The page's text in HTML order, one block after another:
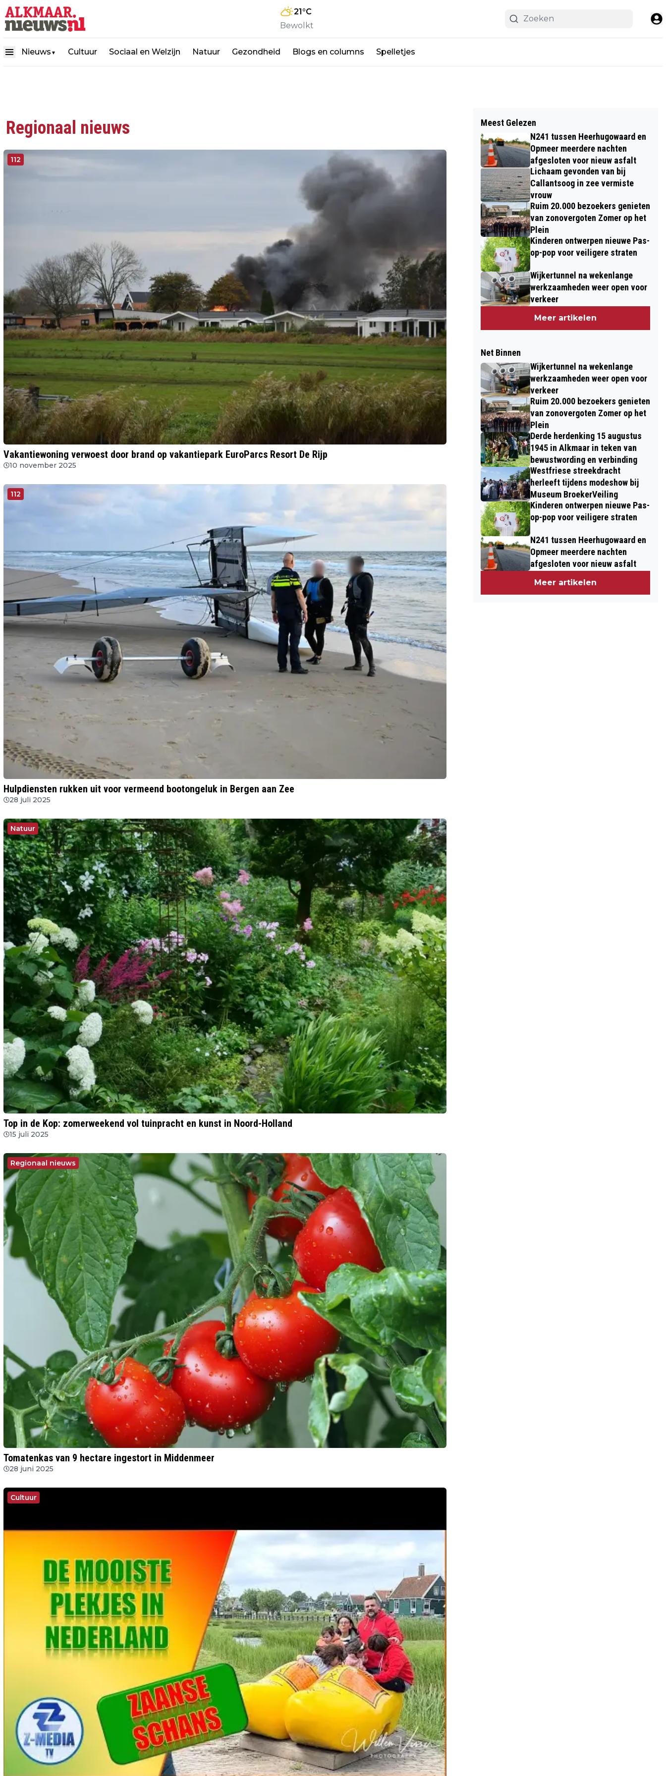
21°C
Bewolkt
Nieuws ▼ Cultuur Sociaal en Welzijn Natuur Gezondheid Blogs en columns Spelletjes
Regionaal nieuws
112
Vakantiewoning verwoest door brand op vakantiepark EuroParcs Resort De Rijp
10 november 2025
112
Hulpdiensten rukken uit voor vermeend bootongeluk in Bergen aan Zee
28 juli 2025
Natuur
Top in de Kop: zomerweekend vol tuinpracht en kunst in Noord-Holland
15 juli 2025
Regionaal nieuws
Tomatenkas van 9 hectare ingestort in Middenmeer
28 juni 2025
Cultuur
Meest Gelezen
N241 tussen Heerhugowaard en
Opmeer meerdere nachten
afgesloten voor nieuw asfalt
Lichaam gevonden van bij
Callantsoog in zee vermiste
vrouw
Ruim 20.000 bezoekers genieten
van zonovergoten Zomer op het
Plein
Kinderen ontwerpen nieuwe Pas-
op-pop voor veiligere straten
Wijkertunnel na wekenlange
werkzaamheden weer open voor
verkeer
Meer artikelen
Net Binnen
Wijkertunnel na wekenlange
werkzaamheden weer open voor
verkeer
Ruim 20.000 bezoekers genieten
van zonovergoten Zomer op het
Plein
Derde herdenking 15 augustus
1945 in Alkmaar in teken van
bewustwording en verbinding
Westfriese streekdracht
herleeft tijdens modeshow bij
Museum BroekerVeiling
Kinderen ontwerpen nieuwe Pas-
op-pop voor veiligere straten
N241 tussen Heerhugowaard en
Opmeer meerdere nachten
afgesloten voor nieuw asfalt
Meer artikelen